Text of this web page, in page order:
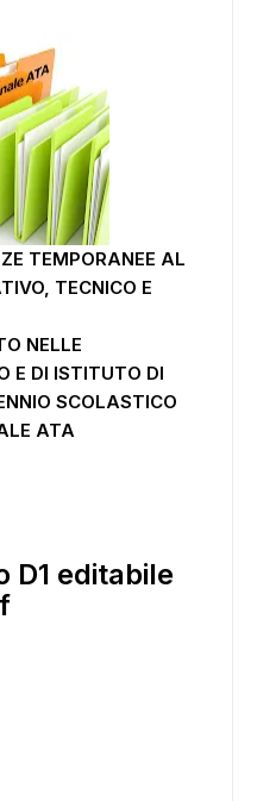
TEMPORANEE AL
TECNICO E
NELLE
E DI ISTITUTO DI
SCOLASTICO
ATA
D1 editabile